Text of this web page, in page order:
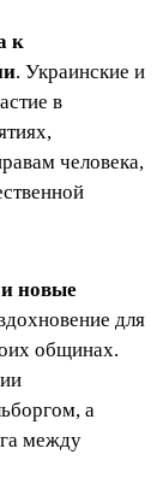
к
. Украинские и
в
человека,
новые
для
общинах.
а
между